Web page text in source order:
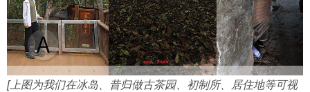
[上图为我们在冰岛、昔归做古茶园、初制所、居住地等可视